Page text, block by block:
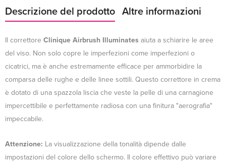
Descrizione del prodotto Altre informazioni
Il correttore Clinique Airbrush Illuminates aiuta a schiarire le aree
del viso. Non solo copre le imperfezioni come imperfezioni o
cicatrici, ma è anche estremamente efficace per ammorbidire la
comparsa delle rughe e delle linee sottili. Questo correttore in crema
è dotato di una spazzola liscia che veste la pelle di una carnagione
impercettibile e perfettamente radiosa con una finitura "aerografia"
impeccabile.
Attenzione: La visualizzazione della tonalità dipende dalle
impostazioni del colore dello schermo. Il colore effettivo può variare